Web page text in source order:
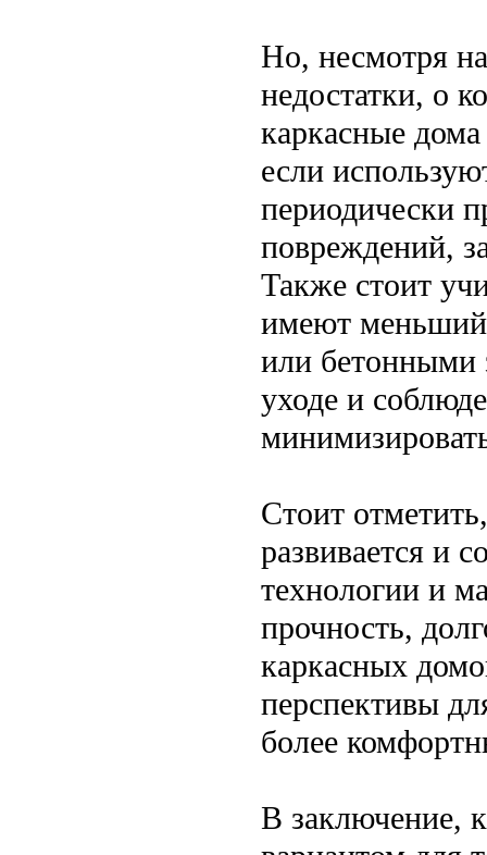
Но, несмотря
недостатки, о
каркасные
если
периодически
повреждений,
Также стоит
имеют
или бетонными
уходе и
Стоит
развивается и
технологии и
прочность,
каркасных
перспективы
более
В заключение,